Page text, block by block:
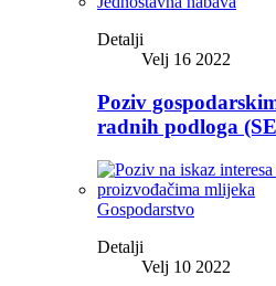
Detalji
Velj 16 2022
Poziv
radnih podloga
Gospodarstvo
Detalji
Velj 10 2022